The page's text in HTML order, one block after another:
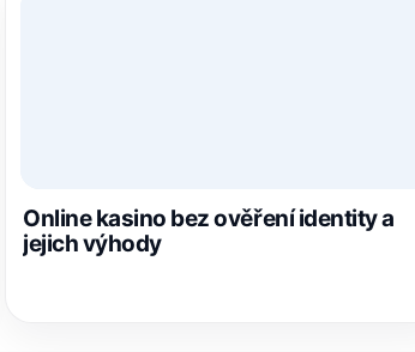
Online kasino bez ověření identity a
jejich výhody